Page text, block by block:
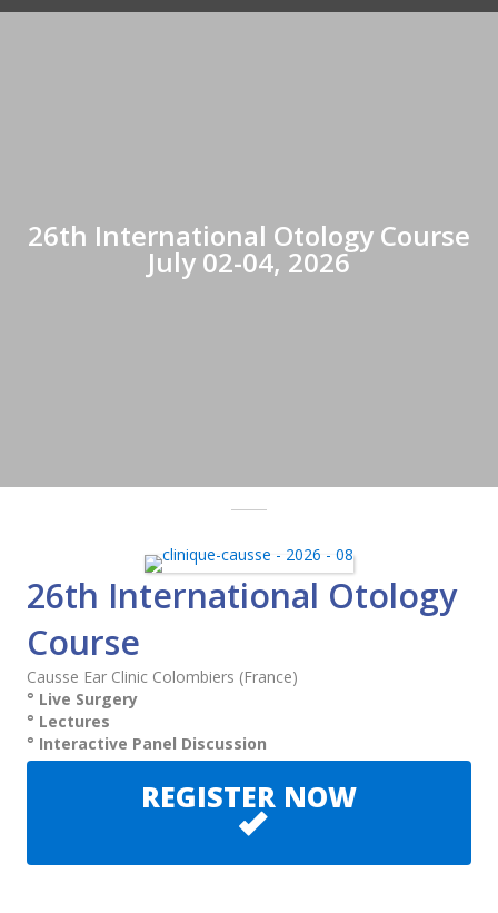
26th International Otology Course
July 02-04, 2026
26th International Otology
Course
Causse Ear Clinic Colombiers (France)
° Live Surgery
° Lectures
° Interactive Panel Discussion
REGISTER NOW